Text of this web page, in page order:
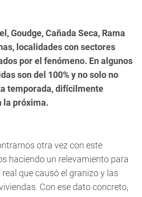
Goudge, Cañada Seca, Rama
localidades con sectores
por el fenómeno. En algunos
son del 100% y no solo no
temporada, difícilmente
la próxima.
otra vez con este
haciendo un relevamiento para
que causó el granizo y las
Con ese dato concreto,